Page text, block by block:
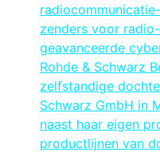
zenders voor
geavanceerde
Rohde & Schwarz
zelfstandige
Schwarz GmbH in
naast haar eigen
productlijnen van